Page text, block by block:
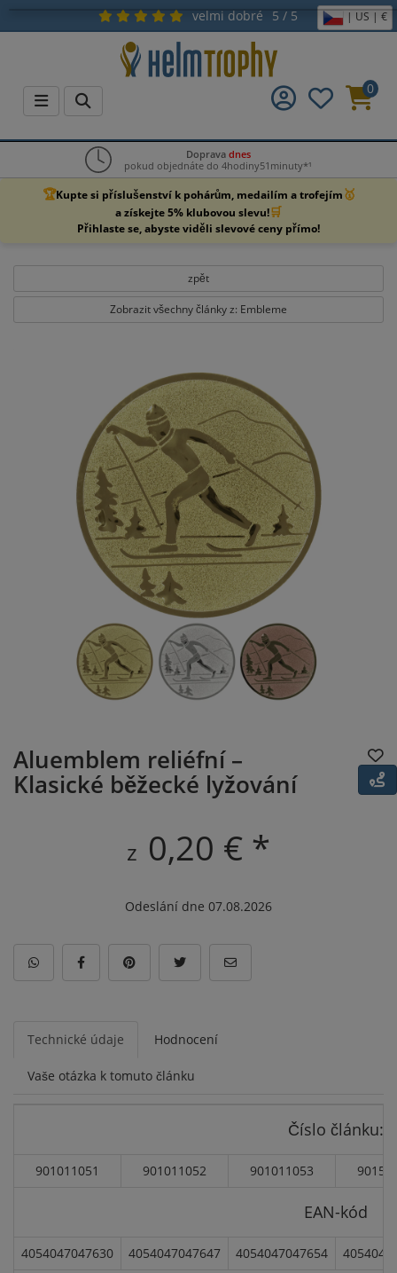
velmi dobré 5 / 5 | US | €
0
Doprava dnes
pokud objednáte do 4hodiny51minuty*¹
🏆Kupte si příslušenství k pohárům, medailím a trofejím🥇
a získejte 5% klubovou slevu!🛒
Přihlaste se, abyste viděli slevové ceny přímo!
zpět
Zobrazit všechny články z: Embleme
Aluemblem reliéfní –
Klasické běžecké lyžování
z 0,20 € *
Odeslání dne 07.08.2026
Technické údaje Hodnocení
Vaše otázka k tomuto článku
Číslo článku:
901011051 901011052 901011053
EAN-kód
4054047047630 4054047047647 4054047047654